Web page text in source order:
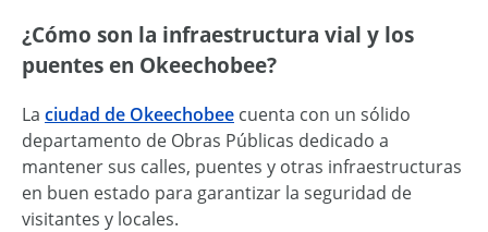
¿Cómo son la infraestructura vial y los
puentes en Okeechobee?
La ciudad de Okeechobee cuenta con un sólido
departamento de Obras Públicas dedicado a
mantener sus calles, puentes y otras infraestructuras
en buen estado para garantizar la seguridad de
visitantes y locales.